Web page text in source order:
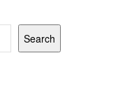
Search